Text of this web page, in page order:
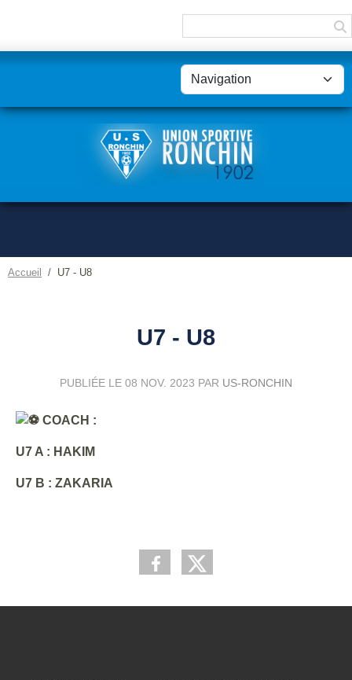
Accueil U7 - U8
U7 - U8
PUBLIÉE LE 08 NOV. 2023 PAR US-RONCHIN
COACH :
U7 A : HAKIM
U7 B : ZAKARIA